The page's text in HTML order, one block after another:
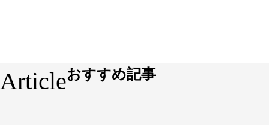
おすすめ記事
Article